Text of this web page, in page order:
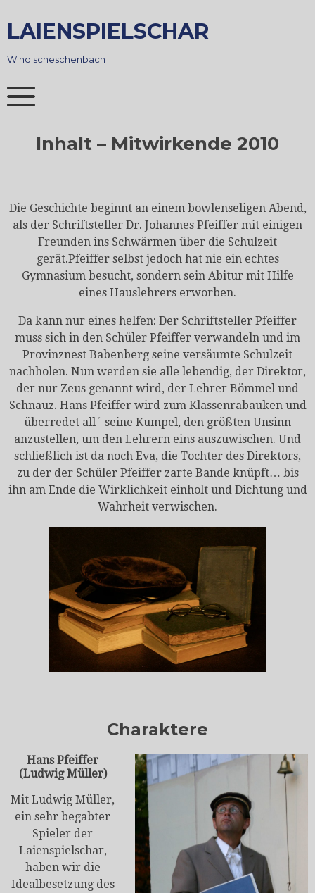
to
content
LAIENSPIELSCHAR
Windischeschenbach
Inhalt – Mitwirkende 2010
Die Geschichte beginnt an einem bowlenseligen Abend,
als der Schriftsteller Dr. Johannes Pfeiffer mit einigen
Freunden ins Schwärmen über die Schulzeit
gerät.Pfeiffer selbst jedoch hat nie ein echtes
Gymnasium besucht, sondern sein Abitur mit Hilfe
eines Hauslehrers erworben.
Da kann nur eines helfen: Der Schriftsteller Pfeiffer
muss sich in den Schüler Pfeiffer verwandeln und im
Provinznest Babenberg seine versäumte Schulzeit
nachholen. Nun werden sie alle lebendig, der Direktor,
der nur Zeus genannt wird, der Lehrer Bömmel und
Schnauz. Hans Pfeiffer wird zum Klassenrabauken und
überredet all´ seine Kumpel, den größten Unsinn
anzustellen, um den Lehrern eins auszuwischen. Und
schließlich ist da noch Eva, die Tochter des Direktors,
zu der der Schüler Pfeiffer zarte Bande knüpft… bis
ihn am Ende die Wirklichkeit einholt und Dichtung und
Wahrheit verwischen.
Charaktere
Hans Pfeiffer
(Ludwig Müller)
Mit Ludwig Müller,
ein sehr begabter
Spieler der
Laienspielschar,
haben wir die
Idealbesetzung des